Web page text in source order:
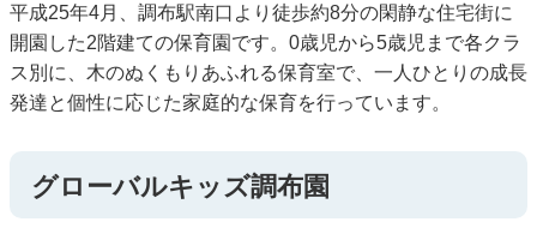
平成25年4月、調布駅南口より徒歩約8分の閑静な住宅街に
開園した2階建ての保育園です。0歳児から5歳児まで各クラ
ス別に、木のぬくもりあふれる保育室で、一人ひとりの成長
発達と個性に応じた家庭的な保育を行っています。
グローバルキッズ調布園